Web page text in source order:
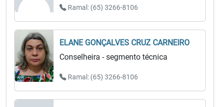
Ramal: (65) 3266-8106
ELANE GONÇALVES CRUZ CARNEIRO
Conselheira - segmento técnica
Ramal: (65) 3266-8106